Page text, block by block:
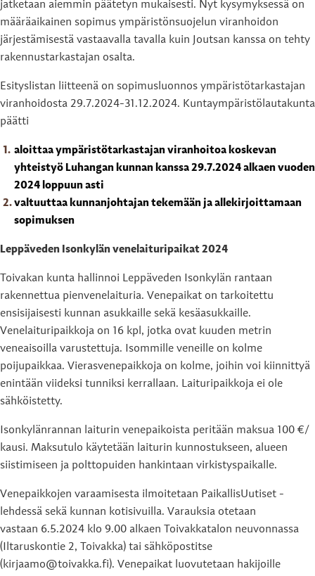
jatketaan aiemmin päätetyn mukaisesti. Nyt kysymyksessä on
määräaikainen sopimus ympäristönsuojelun viranhoidon
järjestämisestä vastaavalla tavalla kuin Joutsan kanssa on tehty
rakennustarkastajan osalta.
Esityslistan liitteenä on sopimusluonnos ympäristötarkastajan
viranhoidosta 29.7.2024-31.12.2024. Kuntaympäristölautakunta
päätti
aloittaa ympäristötarkastajan viranhoitoa koskevan
yhteistyö Luhangan kunnan kanssa 29.7.2024 alkaen vuoden
2024 loppuun asti
valtuuttaa kunnanjohtajan tekemään ja allekirjoittamaan
sopimuksen
Leppäveden Isonkylän venelaituripaikat 2024
Toivakan kunta hallinnoi Leppäveden Isonkylän rantaan
rakennettua pienvenelaituria. Venepaikat on tarkoitettu
ensisijaisesti kunnan asukkaille sekä kesäasukkaille.
Venelaituripaikkoja on 16 kpl, jotka ovat kuuden metrin
veneaisoilla varustettuja. Isommille veneille on kolme
poijupaikkaa. Vierasvenepaikkoja on kolme, joihin voi kiinnittyä
enintään viideksi tunniksi kerrallaan. Laituripaikkoja ei ole
sähköistetty.
Isonkylänrannan laiturin venepaikoista peritään maksua 100 €/
kausi. Maksutulo käytetään laiturin kunnostukseen, alueen
siistimiseen ja polttopuiden hankintaan virkistyspaikalle.
Venepaikkojen varaamisesta ilmoitetaan PaikallisUutiset -
lehdessä sekä kunnan kotisivuilla. Varauksia otetaan
vastaan 6.5.2024 klo 9.00 alkaen Toivakkatalon neuvonnassa
(Iltaruskontie 2, Toivakka) tai sähköpostitse
(kirjaamo@toivakka.fi). Venepaikat luovutetaan hakijoille